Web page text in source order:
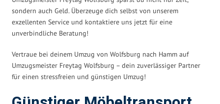
sondern auch Geld. Überzeuge dich selbst von unserem
exzellenten Service und kontaktiere uns jetzt für eine
unverbindliche Beratung!
Vertraue bei deinem Umzug von Wolfsburg nach Hamm auf
Umzugsmeister Freytag Wolfsburg – dein zuverlässiger Partner
für einen stressfreien und günstigen Umzug!